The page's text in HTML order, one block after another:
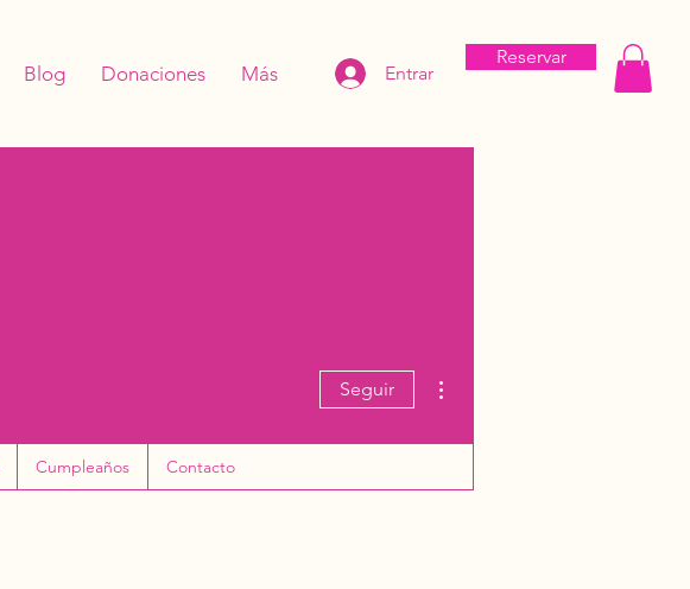
Blog Donaciones Más Entrar
Reservar
Seguir
Cumpleaños Contacto